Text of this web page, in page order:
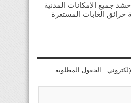
جميع الإمكانات المدنية
حرائق الغابات المستعرة
. الحقول المطلوبة